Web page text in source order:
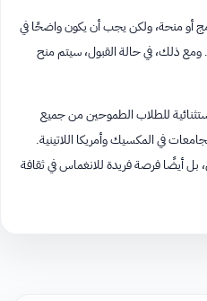
أو منحة، ولكن يجب أن يكون واضحًا في
ومع ذلك، في حالة القبول، سيتم منح
للطلاب الطموحين من جميع
في المكسيك وأمريكا اللاتينية.
بل أيضًا فرصة فريدة للانغماس في ثقافة